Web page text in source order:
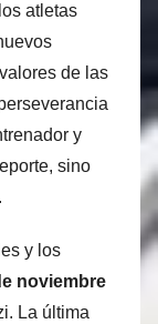
atletas
de las
y
sino
y los
noviembre
La última